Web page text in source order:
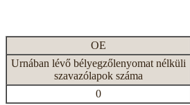
OE
Urnában lévő bélyegzőlenyomat nélküli
szavazólapok száma
0